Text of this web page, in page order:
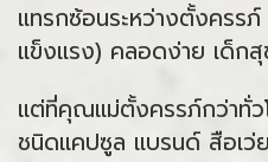
แทรกซ้อนระหว่างตั้งครร
แข็งแรง) คลอดง่าย เด็ก
แต่ที่คุณแม่ตั้งครรภ์กว่าทั่วโ
ชนิดแคปซูล แบรนด์ สือเว่